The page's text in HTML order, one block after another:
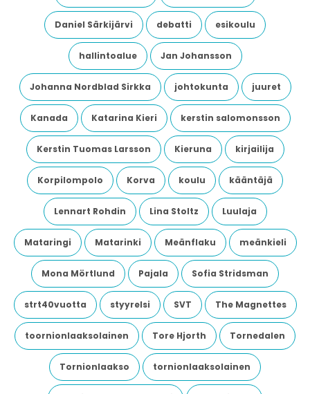
Daniel Särkijärvi debatti esikoulu
hallintoalue Jan Johansson
Johanna Nordblad Sirkka johtokunta juuret
Kanada Katarina Kieri kerstin salomonsson
Kerstin Tuomas Larsson Kieruna kirjailija
Korpilompolo Korva koulu kääntäjä
Lennart Rohdin Lina Stoltz Luulaja
Mataringi Matarinki Meänflaku meänkieli
Mona Mörtlund Pajala Sofia Stridsman
strt40vuotta styyrelsi SVT The Magnettes
toornionlaaksolainen Tore Hjorth Tornedalen
Tornionlaakso tornionlaaksolainen